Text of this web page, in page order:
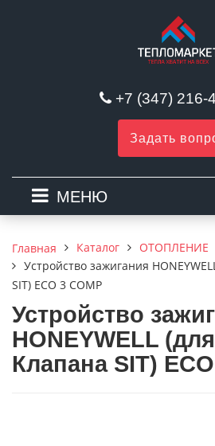
+7 (347) 216-
Задать
МЕНЮ
Главная Каталог ОТОПЛЕНИЕ
Устройство зажигания
SIT) ECO 3 COMP
Устройство
HONEYWELL (для
Клапана SIT)